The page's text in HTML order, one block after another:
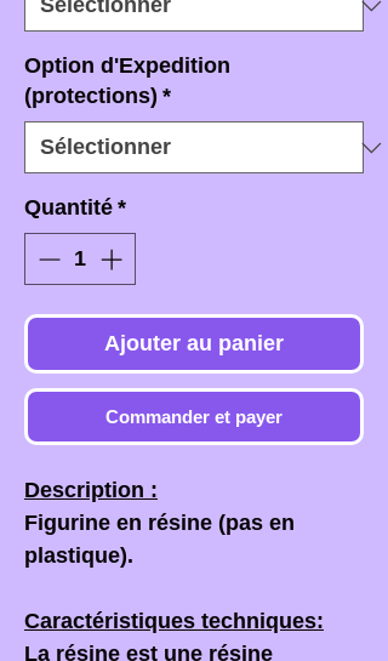
Option d'Expedition
(protections) *
Quantité *
Ajouter au panier
Commander et payer
Description :
Figurine en résine (pas en
plastique).
Caractéristiques techniques:
La résine est une résine